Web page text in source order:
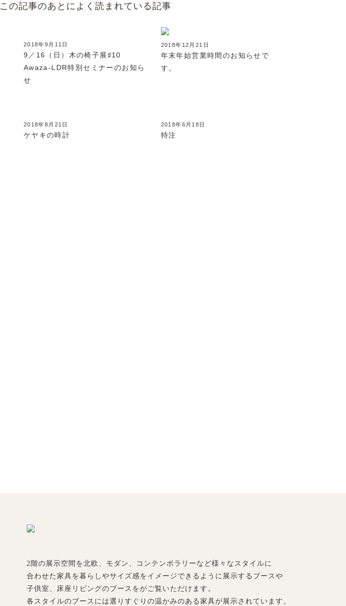
この記事のあとによく読まれている記事
2018年9月11日
9／16（日）木の椅子展♯10
Awaza-LDR特別セミナーのお知ら
せ
2018年12月21日
年末年始営業時間のお知らせで
す。
2018年8月21日
ケヤキの時計
2018年6月18日
特注
2階の展示空間を北欧、モダン、コンテンポラリーなど様々なスタイルに
合わせた家具を暮らしやサイズ感をイメージできるように展示するブースや
子供室、床座リビングのブースをがご覧いただけます。
各スタイルのブースには選りすぐりの温かみのある家具が展示されています。